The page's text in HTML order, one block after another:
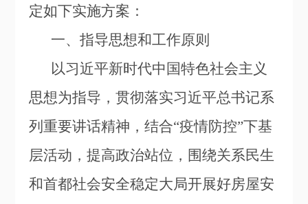
定如下实施方案：
一、指导思想和工作原则
以习近平新时代中国特色社会主义
思想为指导，贯彻落实习近平总书记系
列重要讲话精神，结合“疫情防控”下基
层活动，提高政治站位，围绕关系民生
和首都社会安全稳定大局开展好房屋安